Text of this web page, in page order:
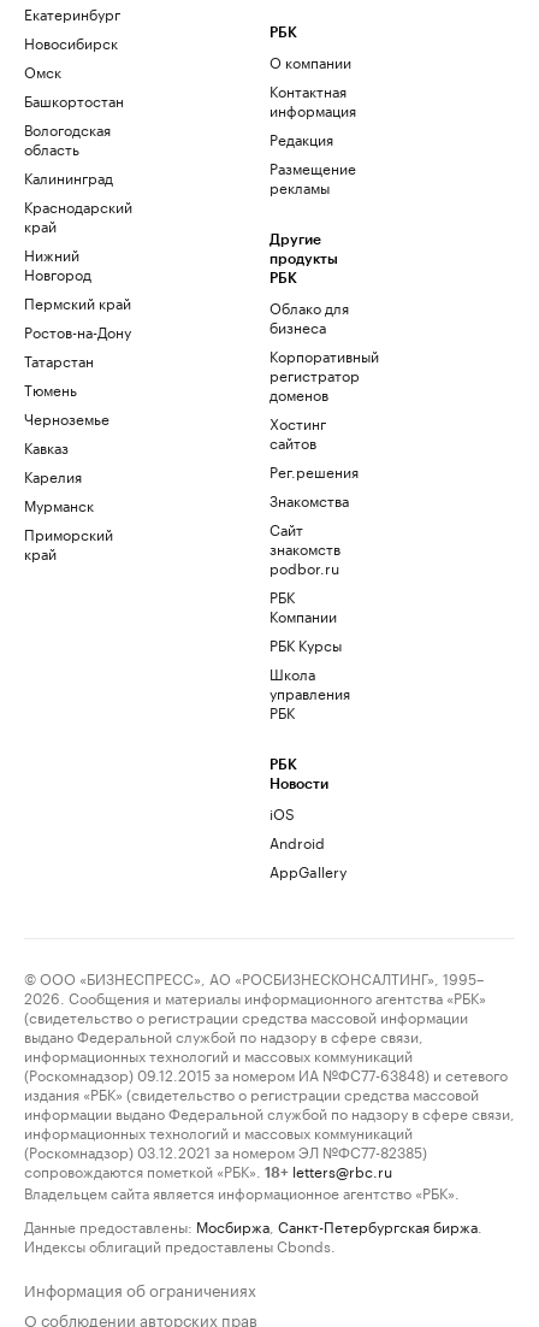
Екатеринбург
Новосибирск
Омск
Башкортостан
Вологодская
область
Калининград
Краснодарский
край
Нижний
Новгород
Пермский край
Ростов-на-Дону
Татарстан
Тюмень
Черноземье
Кавказ
Карелия
Мурманск
Приморский
край
РБК
О компании
Контактная
информация
Редакция
Размещение
рекламы
Другие
продукты
РБК
Облако для
бизнеса
Корпоративный
регистратор
доменов
Хостинг
сайтов
Рег.решения
Знакомства
Сайт
знакомств
podbor.ru
РБК
Компании
РБК Курсы
Школа
управления
РБК
РБК
Новости
iOS
Android
AppGallery
© ООО «БИЗНЕСПРЕСС», АО «РОСБИЗНЕСКОНСАЛТИНГ», 1995–
2026. Сообщения и материалы информационного агентства «РБК»
(свидетельство о регистрации средства массовой информации
выдано Федеральной службой по надзору в сфере связи,
информационных технологий и массовых коммуникаций
(Роскомнадзор) 09.12.2015 за номером ИА №ФС77-63848) и сетевого
издания «РБК» (свидетельство о регистрации средства массовой
информации выдано Федеральной службой по надзору в сфере связи,
информационных технологий и массовых коммуникаций
(Роскомнадзор) 03.12.2021 за номером ЭЛ №ФС77-82385)
сопровождаются пометкой «РБК».
18+ letters@rbc.ru
Владельцем сайта является информационное агентство «РБК».
Данные предоставлены: Мосбиржа Санкт-Петербургская биржа
Индексы облигаций предоставлены Cbonds.
Информация об ограничениях
О соблюдении авторских прав